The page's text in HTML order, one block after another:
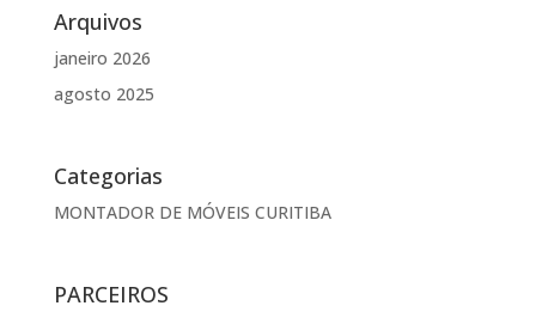
Arquivos
janeiro 2026
agosto 2025
Categorias
MONTADOR DE MÓVEIS CURITIBA
PARCEIROS